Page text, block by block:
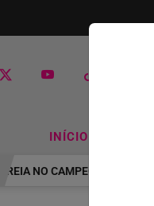
INÍCIO
NO CAMPEONATO